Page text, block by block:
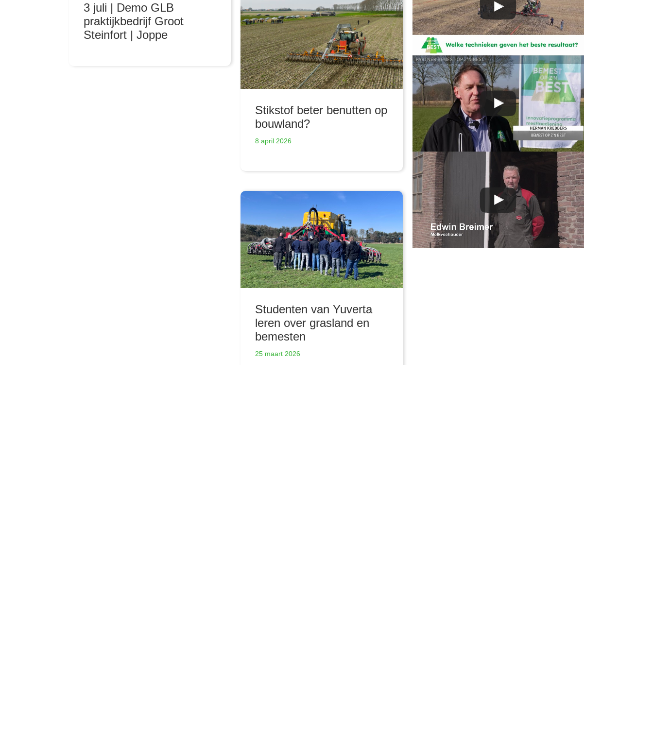
3 juli | Demo GLB
praktijkbedrijf Groot
Steinfort | Joppe
Stikstof beter benutten op
bouwland?
8 april 2026
Studenten van Yuverta
leren over grasland en
bemesten
25 maart 2026